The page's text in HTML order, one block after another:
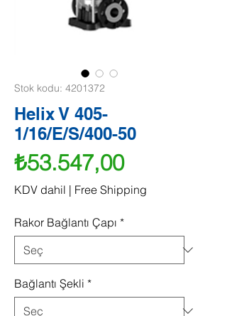
Stok kodu: 4201372
Helix V 405-
1/16/E/S/400-50
₺53.547,00Fiyat
KDV dahil | Free Shipping
Rakor Bağlantı Çapı *
Bağlantı Şekli *